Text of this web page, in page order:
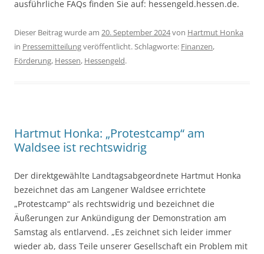
ausführliche FAQs finden Sie auf: hessengeld.hessen.de.
Dieser Beitrag wurde am 20. September 2024von Hartmut Honka
in Pressemitteilungveröffentlicht. Schlagworte: Finanzen,
Förderung, Hessen, Hessengeld.
Hartmut Honka: „Protestcamp“ am
Waldsee ist rechtswidrig
Der direktgewählte Landtagsabgeordnete Hartmut Honka
bezeichnet das am Langener Waldsee errichtete
„Protestcamp“ als rechtswidrig und bezeichnet die
Äußerungen zur Ankündigung der Demonstration am
Samstag als entlarvend. „Es zeichnet sich leider immer
wieder ab, dass Teile unserer Gesellschaft ein Problem mit